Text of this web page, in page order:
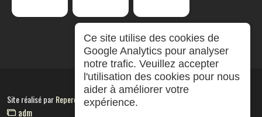
Site réalisé parRepereCom
adm
Ce site utilise des cookies de
Google Analytics pour analyser
notre trafic. Veuillez accepter
l'utilisation des cookies pour nous
aider à améliorer votre
expérience.